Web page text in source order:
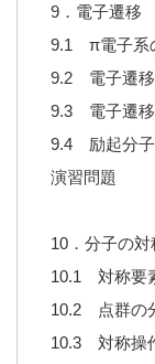
9．電子遷移
9.1 π電子系
9.2 電子遷移
9.3 電子遷移
9.4 励起分子
演習問題
10．分子の
10.1 対称要
10.2 点群の
10.3 対称操